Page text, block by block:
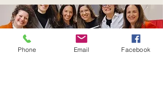
Phone Email Facebook